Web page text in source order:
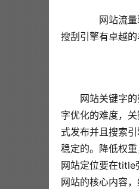
网站流量理
搜刮引擎有卓越的
网站关键字
字优化的难度，
式发布并且搜索
稳定的。降低权
网站定位要在title
网站的核心内容